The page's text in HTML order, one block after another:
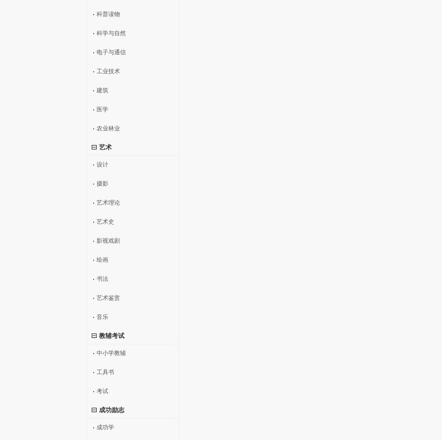
科普读物
科学与自然
电子与通信
工业技术
建筑
医学
农业林业
艺术
设计
摄影
艺术理论
艺术史
影视戏剧
绘画
书法
艺术鉴赏
音乐
教辅考试
中小学教辅
工具书
考试
成功励志
成功学